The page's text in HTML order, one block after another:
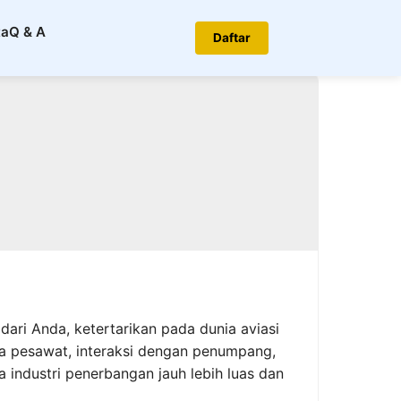
Q & A Daftar
Anda, ketertarikan pada dunia aviasi
pesawat, interaksi dengan penumpang,
industri penerbangan jauh lebih luas dan